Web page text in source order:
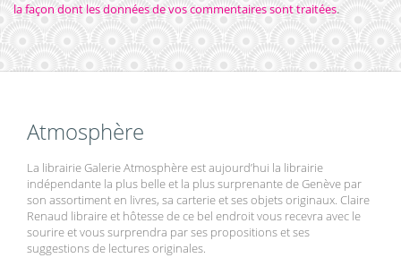
la façon dont les données de vos commentaires sont traitées.
Atmosphère
La librairie Galerie Atmosphère est aujourd’hui la librairie
indépendante la plus belle et la plus surprenante de Genève par
son assortiment en livres, sa carterie et ses objets originaux. Claire
Renaud libraire et hôtesse de ce bel endroit vous recevra avec le
sourire et vous surprendra par ses propositions et ses
suggestions de lectures originales.